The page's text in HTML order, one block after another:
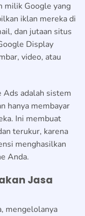
milik Google yang
iklan mereka di
dan jutaan situs
Display
video, atau
Ads adalah sistem
hanya membayar
Ini membuat
terukur, karena
menghasilkan
Anda.
Jasa
mengelolanya